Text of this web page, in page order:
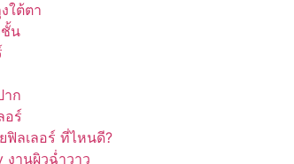
ใต้ตา
น
าก
อร์
ฟิลเลอร์ ที่ไหนดี?
งานผิวฉ่ำวาว